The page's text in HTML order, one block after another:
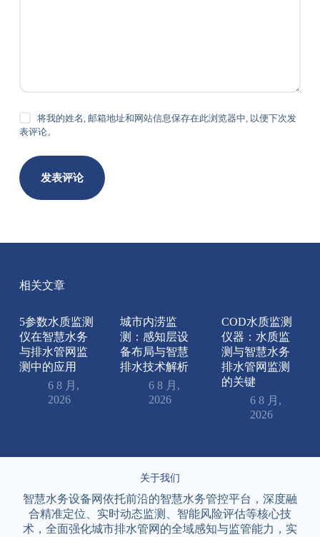
将我的姓名, 邮箱地址和网站信息保存在此浏览器中, 以便下次发
表评论。
发表评论
相关文章
5参数水质监测
仪在智慧水务
与排水管网监
测中的应用
6 8 月,
2026
城市内涝监
测：感知层设
备布局与智慧
排水技术解析
6 8 月,
2026
COD水质监测
仪器：水质监
测与智慧水务
排水管网监测
的关键
6 8 月,
2026
关于我们
智慧水务设备网依托前沿的智慧水务管控平台，深度融
合精准定位、实时动态监测、智能风险评估等核心技
术，全面强化城市排水管网的全域感知与监管能力，实